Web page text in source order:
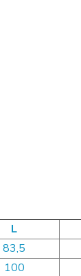
L
83,5
100